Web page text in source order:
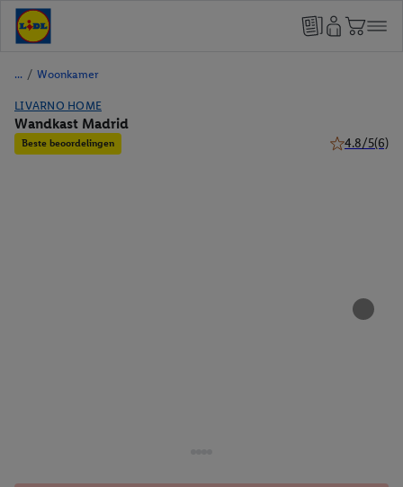
/ Woonkamer
LIVARNO HOME
Wandkast Madrid
Beste beoordelingen 4.8/5(6)